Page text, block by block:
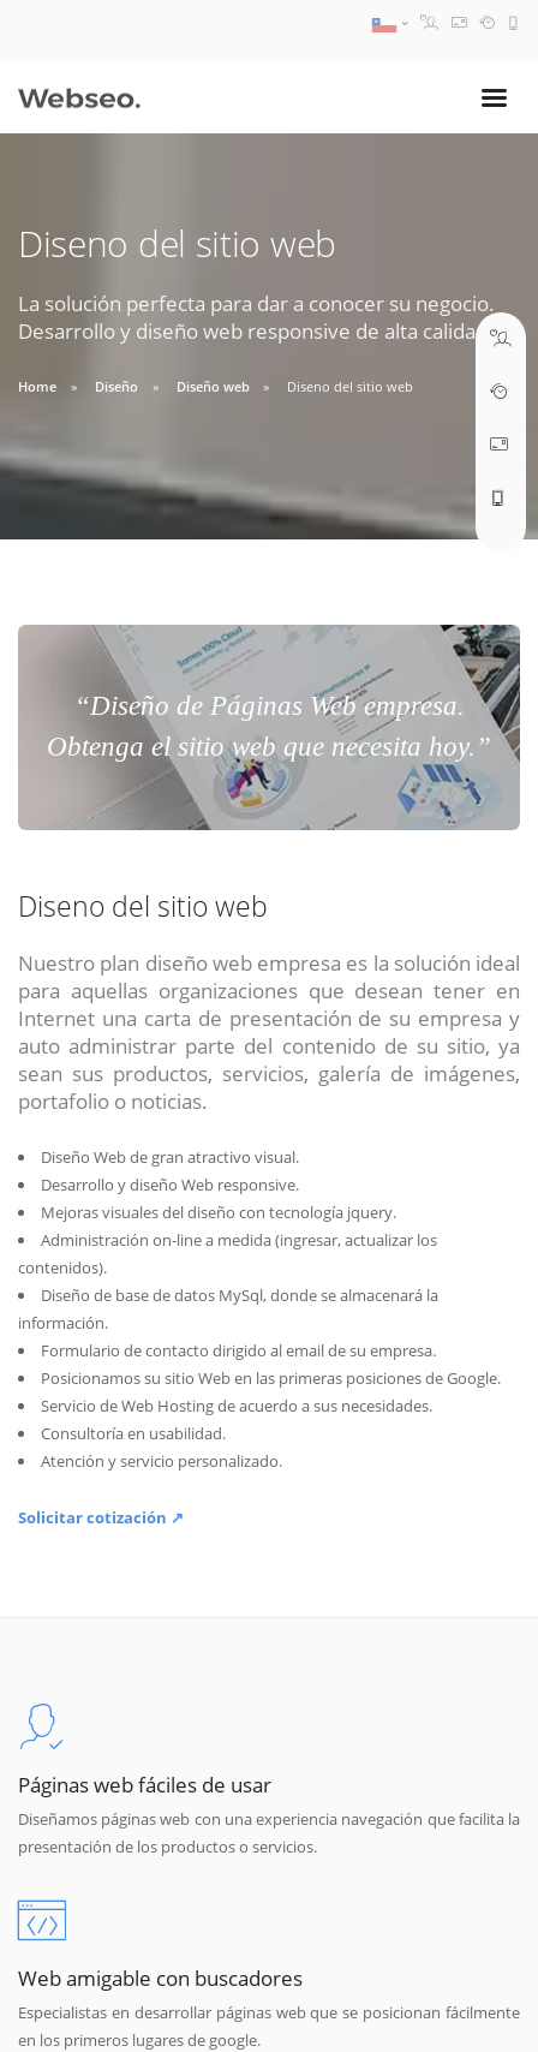
Diseno del sitio web
La solución perfecta para dar a conocer su negocio.
Desarrollo y diseño web responsive de alta calidad.
Home Diseño Diseño web Diseno del sitio web
“Diseño de Páginas Web empresa.
Obtenga el sitio web que necesita hoy.”
Diseno del sitio web
Nuestro plan diseño web empresa es la solución ideal
para aquellas organizaciones que desean tener en
Internet una carta de presentación de su empresa y
auto administrar parte del contenido de su sitio, ya
sean sus productos, servicios, galería de imágenes,
portafolio o noticias.
Diseño Web de gran atractivo visual.
Desarrollo y diseño Web responsive.
Mejoras visuales del diseño con tecnología jquery.
Administración on-line a medida (ingresar, actualizar los
contenidos).
Diseño de base de datos MySql, donde se almacenará la
información.
Formulario de contacto dirigido al email de su empresa.
Posicionamos su sitio Web en las primeras posiciones de Google.
Servicio de Web Hosting de acuerdo a sus necesidades.
Consultoría en usabilidad.
Atención y servicio personalizado.
Solicitar cotización ↗
Páginas web fáciles de usar
Diseñamos páginas web con una experiencia navegación que facilita la
presentación de los productos o servicios.
Web amigable con buscadores
Especialistas en desarrollar páginas web que se posicionan fácilmente
en los primeros lugares de google.
09:30 AM A 18:30 PM
soporte@webseo.cl